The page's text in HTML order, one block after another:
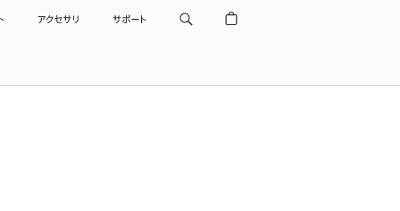
アクセサリ サポート